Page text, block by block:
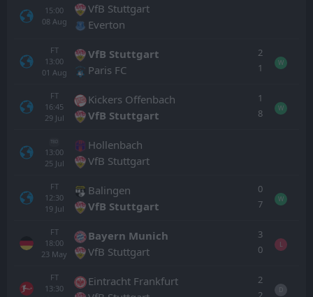
15:00
08 Aug
VfB Stuttgart
Everton
FT
13:00
01 Aug
VfB Stuttgart
Paris FC
2
1
W
FT
16:45
29 Jul
Kickers Offenbach
VfB Stuttgart
1
8
W
TBD
13:00
25 Jul
Hollenbach
VfB Stuttgart
FT
12:30
19 Jul
Balingen
VfB Stuttgart
0
7
W
FT
18:00
23 May
Bayern Munich
VfB Stuttgart
3
0
L
FT
13:30
Eintracht Frankfurt
2
D